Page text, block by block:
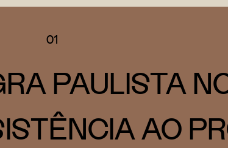
01
PAULISTA
AO